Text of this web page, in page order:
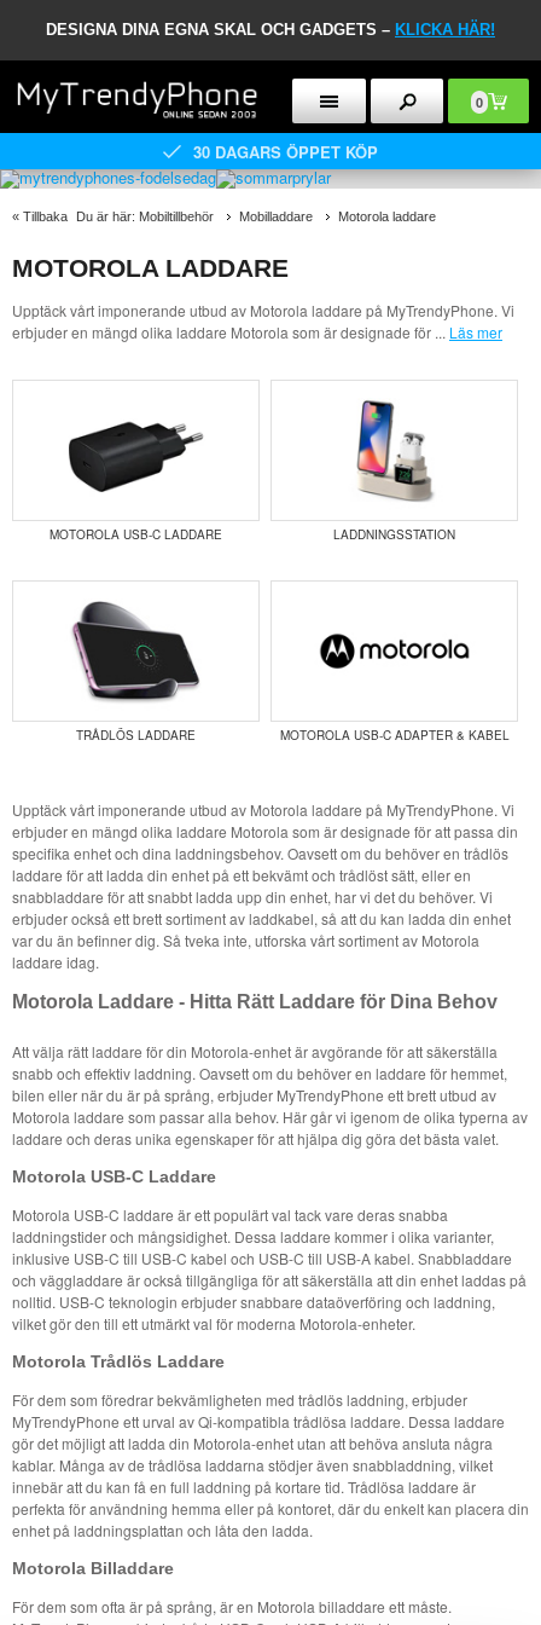
DESIGNA DINA EGNA SKAL OCH GADGETS – KLICKA HÄR!
0
30 DAGARS ÖPPET KÖP
« Tillbaka Du är här: Mobiltillbehör Mobilladdare Motorola laddare
MOTOROLA LADDARE
Upptäck vårt imponerande utbud av Motorola laddare på MyTrendyPhone. Vi
erbjuder en mängd olika laddare Motorola som är designade för ... Läs mer
MOTOROLA USB-C LADDARE LADDNINGSSTATION
TRÅDLÖS LADDARE MOTOROLA USB-C ADAPTER & KABEL
Upptäck vårt imponerande utbud av Motorola laddare på MyTrendyPhone. Vi
erbjuder en mängd olika laddare Motorola som är designade för att passa din
specifika enhet och dina laddningsbehov. Oavsett om du behöver en trådlös
laddare för att ladda din enhet på ett bekvämt och trådlöst sätt, eller en
snabbladdare för att snabbt ladda upp din enhet, har vi det du behöver. Vi
erbjuder också ett brett sortiment av laddkabel, så att du kan ladda din enhet
var du än befinner dig. Så tveka inte, utforska vårt sortiment av Motorola
laddare idag.
Motorola Laddare - Hitta Rätt Laddare för Dina Behov
Att välja rätt laddare för din Motorola-enhet är avgörande för att säkerställa
snabb och effektiv laddning. Oavsett om du behöver en laddare för hemmet,
bilen eller när du är på språng, erbjuder MyTrendyPhone ett brett utbud av
Motorola laddare som passar alla behov. Här går vi igenom de olika typerna av
laddare och deras unika egenskaper för att hjälpa dig göra det bästa valet.
Motorola USB-C Laddare
Motorola USB-C laddare är ett populärt val tack vare deras snabba
laddningstider och mångsidighet. Dessa laddare kommer i olika varianter,
inklusive USB-C till USB-C kabel och USB-C till USB-A kabel. Snabbladdare
och väggladdare är också tillgängliga för att säkerställa att din enhet laddas på
nolltid. USB-C teknologin erbjuder snabbare dataöverföring och laddning,
vilket gör den till ett utmärkt val för moderna Motorola-enheter.
Motorola Trådlös Laddare
För dem som föredrar bekvämligheten med trådlös laddning, erbjuder
MyTrendyPhone ett urval av Qi-kompatibla trådlösa laddare. Dessa laddare
gör det möjligt att ladda din Motorola-enhet utan att behöva ansluta några
kablar. Många av de trådlösa laddarna stödjer även snabbladdning, vilket
innebär att du kan få en full laddning på kortare tid. Trådlösa laddare är
perfekta för användning hemma eller på kontoret, där du enkelt kan placera din
enhet på laddningsplattan och låta den ladda.
Motorola Billaddare
För dem som ofta är på språng, är en Motorola billaddare ett måste.